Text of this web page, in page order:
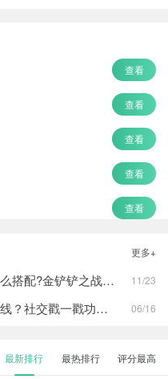
查看
查看
查看
查看
查看
查看
更多+
金铲铲之战社交名流刺客阵容怎么搭配?金铲铲之战社交名流刺客阵容攻略 11/23
王者荣耀社交戳一戳什么时候上线？社交戳一戳功能上线时间预测与玩法分享 06/16
最新排行 最热排行 评分最高